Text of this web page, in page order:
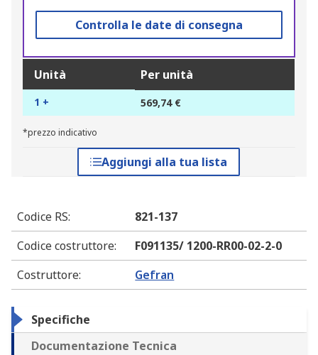
Controlla le date di consegna
Unità Per unità
1 + 569,74 €
*prezzo indicativo
Aggiungi alla tua lista
Codice RS:
821-137
Codice costruttore:
F091135/ 1200-RR00-02-2-0
Costruttore: Gefran
Specifiche
Documentazione Tecnica